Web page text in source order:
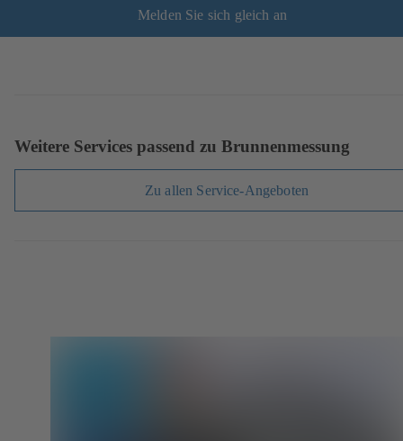
Melden Sie sich gleich an
Weitere Services passend zu Brunnenmessung
Zu allen Service-Angeboten